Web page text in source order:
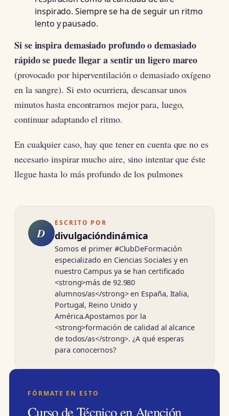
inspirado. Siempre se ha de seguir un ritmo
lento y pausado.
Si se inspira demasiado profundo o demasiado
rápido se puede llegar a sentir un ligero mareo
(provocado por hiperventilación o demasiado oxígeno
en la sangre). Si esto ocurriera, descansar unos
minutos hasta encontrarnos mejor para, luego,
continuar adaptando el ritmo.
En cualquier caso, hay que tener en cuenta que no es
necesario inspirar mucho aire, sino intentar que éste
llegue hasta lo más profundo de los pulmones
D
ESCRITO POR
divulgacióndinámica
Somos el primer #ClubDeFormación
especializado en Ciencias Sociales y en
nuestro Campus ya se han certificado
<strong>más de 92.980
alumnos/as</strong> en España, Italia,
Portugal, Reino Unido y
América.Apostamos por la
<strong>formación de calidad al alcance
de todos/as</strong>. ¿A qué esperas
para conocernos?
FÓRMATE EN ESTO
Curso de Técnico en Atención